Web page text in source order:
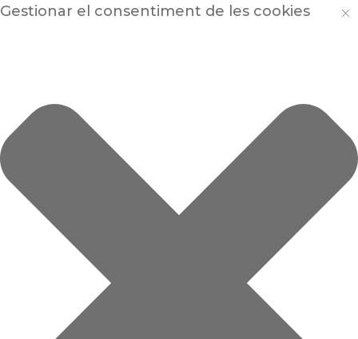
Gestionar el consentiment de les cookies